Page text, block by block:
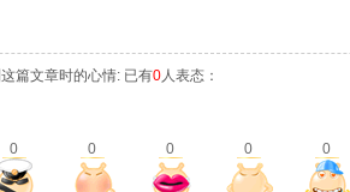
篇文章时的心情: 已有0人表态：
0 0 0 0 0